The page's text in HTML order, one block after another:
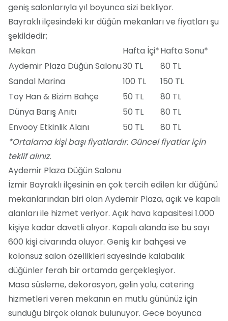
geniş salonlarıyla yıl boyunca sizi bekliyor.
Bayraklı ilçesindeki kır düğün mekanları ve fiyatları şu
şekildedir;
Mekan
Hafta İçi*Hafta Sonu*
Aydemir Plaza Düğün Salonu30 TL
80 TL
Sandal Marina
100 TL
150 TL
Toy Han & Bizim Bahçe
50 TL
80 TL
Dünya Barış Anıtı
50 TL
80 TL
Envooy Etkinlik Alanı
50 TL
80 TL
*Ortalama kişi başı fiyatlardır. Güncel fiyatlar için
teklif alınız.
Aydemir Plaza Düğün Salonu
İzmir Bayraklı ilçesinin en çok tercih edilen kır düğünü
mekanlarından biri olan Aydemir Plaza, açık ve kapalı
alanları ile hizmet veriyor. Açık hava kapasitesi 1.000
kişiye kadar davetli alıyor. Kapalı alanda ise bu sayı
600 kişi civarında oluyor. Geniş kır bahçesi ve
kolonsuz salon özellikleri sayesinde kalabalık
düğünler ferah bir ortamda gerçekleşiyor.
Masa süsleme, dekorasyon, gelin yolu, catering
hizmetleri veren mekanın en mutlu gününüz için
sunduğu birçok olanak bulunuyor. Gece boyunca